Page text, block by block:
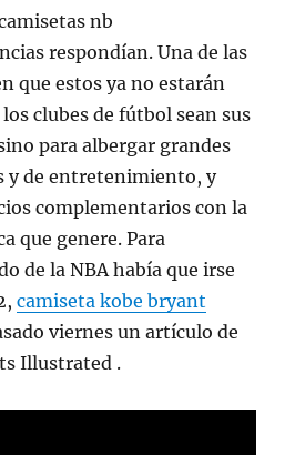
respondían. Una de las
que estos ya no estarán
clubes de fútbol sean sus
para albergar grandes
y de entretenimiento, y
complementarios con la
que genere. Para
de la NBA había que irse
camiseta kobe bryant
viernes un artículo de
Illustrated .